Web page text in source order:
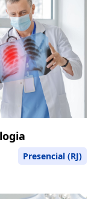
Presencial (RJ)